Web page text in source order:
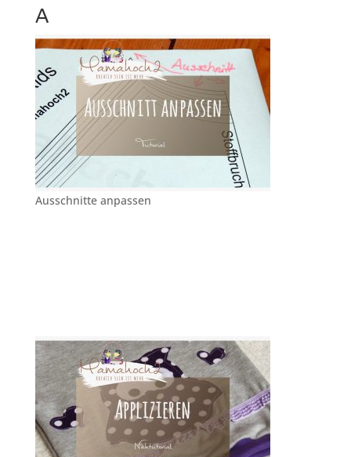
A
Ausschnitte anpassen